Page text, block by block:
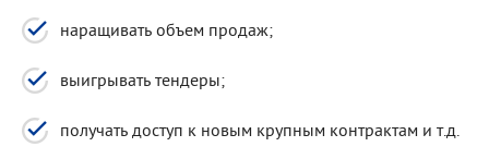
наращивать объем продаж;
выигрывать тендеры;
получать доступ к новым крупным контрактам и т.д.